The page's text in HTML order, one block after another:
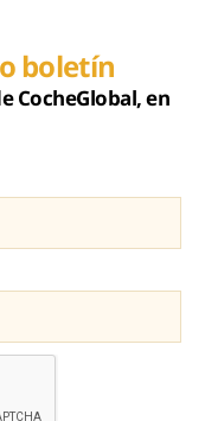
boletín
CocheGlobal, en